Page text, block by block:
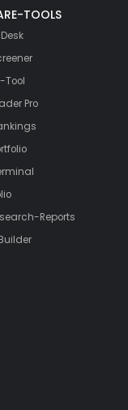
TOOLS
Tool
Pro
Reports